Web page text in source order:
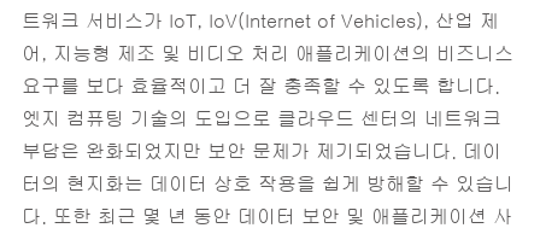
트워크 서비스가 IoT, IoV(Internet of Vehicles), 산업 제
어, 지능형 제조 및 비디오 처리 애플리케이션의 비즈니스
요구를 보다 효율적이고 더 잘 충족할 수 있도록 합니다.‎
엣지 컴퓨팅 기술의 도입으로 클라우드 센터의 네트워크
부담은 완화되었지만 보안 문제가 제기되었습니다. 데이
터의 현지화는 데이터 상호 작용을 쉽게 방해할 수 있습니
다. 또한 최근 몇 년 동안 데이터 보안 및 애플리케이션 사